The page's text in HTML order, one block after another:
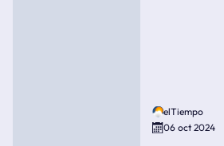
elTiempo
06 oct 2024